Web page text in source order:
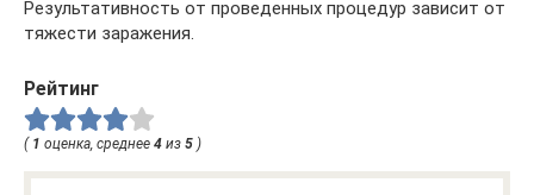
Результативность от проведенных процедур зависит от
тяжести заражения.
Рейтинг
( 1 оценка, среднее 4 из 5 )